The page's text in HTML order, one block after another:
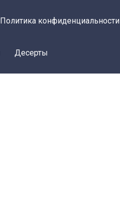
Политика конфиденциальности
Десерты